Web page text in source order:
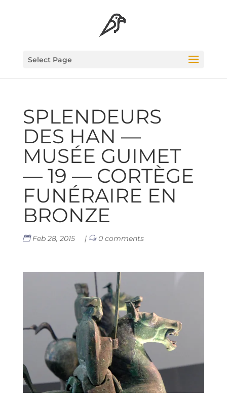
Select Page
SPLEN­DEURS
DES HAN —
MUSÉE GUI­MET
— 19 — COR­TÈGE
FUNÉ­RAIRE EN
BRONZE
Feb 28, 2015 | 0 comments